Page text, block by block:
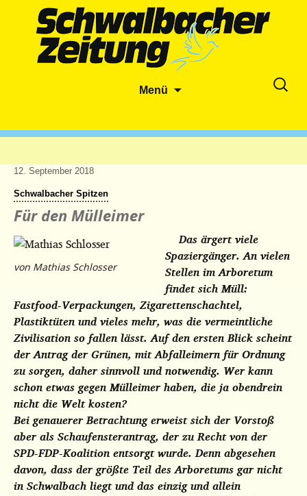
Menü
Suche
12. September 2018
Schwalbacher Spitzen
Für den Mülleimer
von Mathias Schlosser
Das ärgert viele
Spaziergänger. An vielen
Stellen im Arboretum
findet sich Müll:
Fastfood-Verpackungen, Zigarettenschachtel,
Plastiktüten und vieles mehr, was die vermeintliche
Zivilisation so fallen lässt. Auf den ersten Blick scheint
der Antrag der Grünen, mit Abfalleimern für Ordnung
zu sorgen, daher sinnvoll und notwendig. Wer kann
schon etwas gegen Mülleimer haben, die jaobendrein
nicht die Welt kosten?
Bei genauerer Betrachtung erweist sich der Vorstoß
aber als Schaufensterantrag, der zu Recht von der
SPD-FDP-Koalition entsorgt wurde. Denn abgesehen
davon, dass der größte Teil des Arboretums gar nicht
in Schwalbach liegt und das einzig und allein